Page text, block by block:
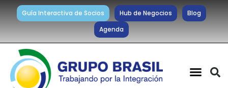
Guía Interactiva de Socios Hub de Negocios
Blog
Agenda